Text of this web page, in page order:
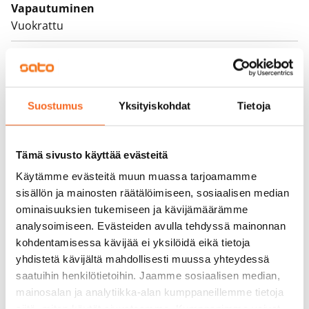
Suostumus Yksityiskohdat Tietoja
Tämä sivusto käyttää evästeitä
Käytämme evästeitä muun muassa tarjoamamme
sisällön ja mainosten räätälöimiseen, sosiaalisen median
ominaisuuksien tukemiseen ja kävijämäärämme
analysoimiseen. Evästeiden avulla tehdyssä mainonnan
kohdentamisessa kävijää ei yksilöidä eikä tietoja
yhdistetä kävijältä mahdollisesti muussa yhteydessä
saatuihin henkilötietoihin. Jaamme sosiaalisen median,
mainosalan ja analytiikka-alan kumppaneillemme tietoja
Vapautuminen
Vuokrattu
Ei
Vuokra
Vuokravakuus
0 €, (yrityksille min. 1 kk vuokra)
Kotivakuutus
Pakollinen, ei sisälly vuokraan
Vesimaksu
27 €/hlö/kk
Sähkömaksu
Vuokralainen solmii itse sähkösopimuksen.